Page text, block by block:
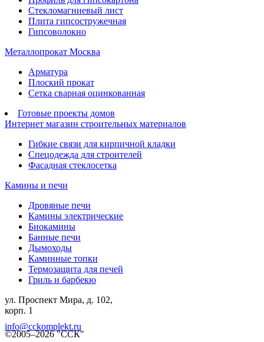
Стекломагниевый лист
Плита гипсостружечная
Гипсоволокно
Металлопрокат Москва
Арматура
Плоский прокат
Сетка сварная оцинкованная
Готовые проекты домов
Интернет магазин строительных материалов
Гибкие связи для кирпичной кладки
Спецодежда для строителей
Фасадная стеклосетка
Камины и печи
Дровяные печи
Камины электрические
Биокамины
Банные печи
Дымоходы
Каминные топки
Термозащита для печей
Гриль и барбекю
ул. Проспект Мира, д. 102,
корп. 1
info@cckomplekt.ru
©2005–2026 "ССК"